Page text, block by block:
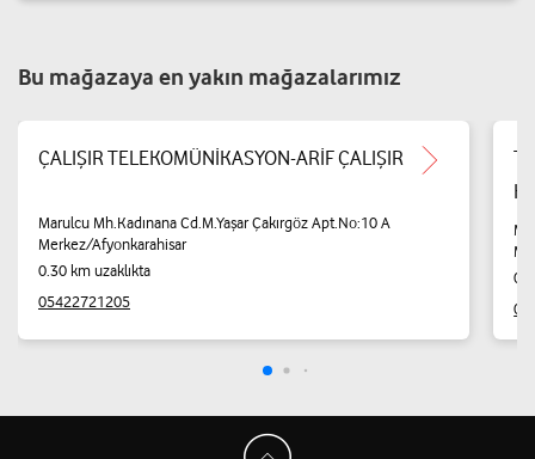
Bu mağazaya en yakın mağazalarımız
ÇALIŞIR TELEKOMÜNİKASYON-ARİF ÇALIŞIR
Marulcu Mh.Kadınana Cd.M.Yaşar Çakırgöz Apt.No:10 A
Merkez/Afyonkarahisar
0.30 km uzaklıkta
05422721205